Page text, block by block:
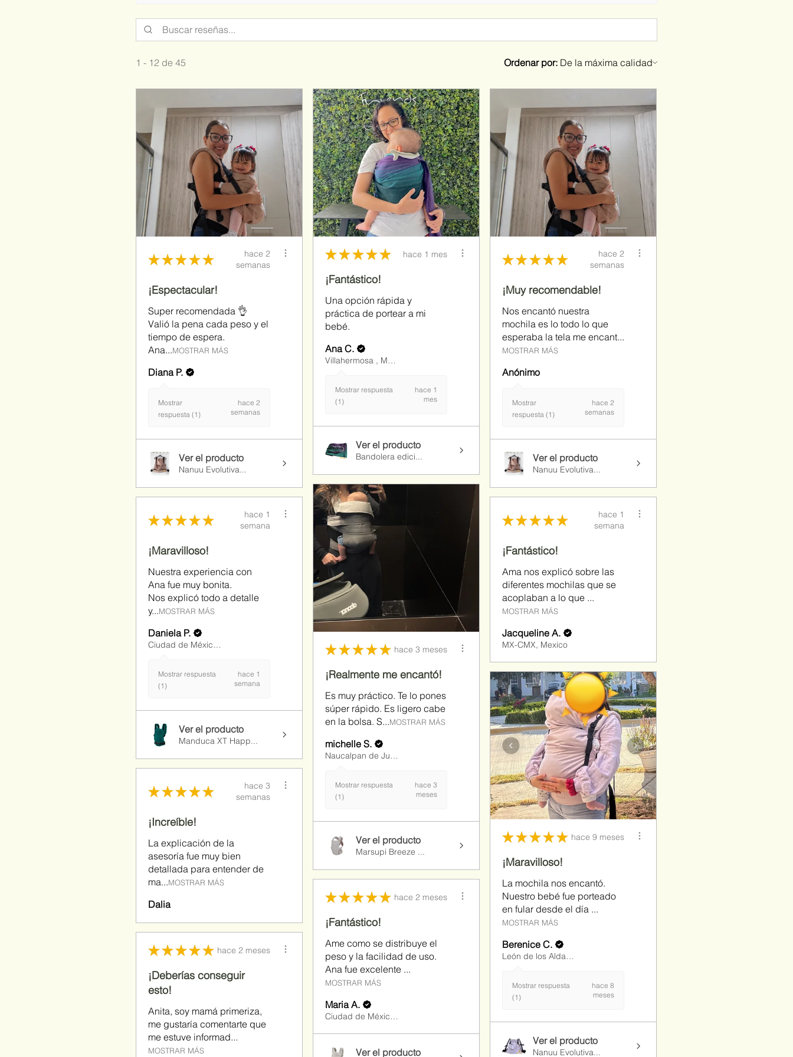
1 - 12 de 45 Ordenar por:
★ ★ ★ ★ ★
hace 2
semanas
¡Espectacular!
Super recomendada 👌
Valió la pena cada peso y el
tiempo de espera.
Ana...MOSTRAR MÁS
Diana P.
Mostrar
respuesta (1)
hace 2
semanas
Ver el producto
Nanuu Evolutiva...
★ ★ ★ ★ ★ hace 1 mes
¡Fantástico!
Una opción rápida y
práctica de portear a mi
bebé.
Ana C.
Villahermosa , MX-TAB
Mostrar respuesta
(1)
hace 1
mes
Ver el producto
Bandolera edici...
★ ★ ★ ★ ★
hace 2
semanas
¡Muy recomendable!
Nos encantó nuestra
mochila es lo todo lo que
esperaba la tela me encant...
MOSTRAR MÁS
Anónimo
Mostrar
respuesta (1)
hace 2
semanas
Ver el producto
Nanuu Evolutiva...
★ ★ ★ ★ ★ hace 3 meses
¡Realmente me encantó!
Es muy práctico. Te lo pones
súper rápido. Es ligero cabe
en la bolsa. S...MOSTRAR MÁS
michelle S.
Naucalpan de Juárez, MX-MEX
Mostrar respuesta
(1)
hace 3
meses
Ver el producto
Marsupi Breeze ...
★ ★ ★ ★ ★
hace 1
semana
¡Maravilloso!
Nuestra experiencia con
Ana fue muy bonita.
Nos explicó todo a detalle
y...MOSTRAR MÁS
Daniela P.
Ciudad de México, MX-DIF
Mostrar respuesta
(1)
hace 1
semana
Ver el producto
Manduca XT Happ...
★ ★ ★ ★ ★
hace 1
semana
¡Fantástico!
Ama nos explicó sobre las
diferentes mochilas que se
acoplaban a lo que ...
MOSTRAR MÁS
Jacqueline A.
MX-CMX, Mexico
★ ★ ★ ★ ★ hace 9 meses
¡Maravilloso!
La mochila nos encantó.
Nuestro bebé fue porteado
en fular desde el día ...
MOSTRAR MÁS
Berenice C.
León de los Aldama, MX-GUA
Mostrar respuesta
(1)
hace 8
meses
Ver el producto
Nanuu Evolutiva...
★ ★ ★ ★ ★
hace 3
semanas
¡Increíble!
La explicación de la
asesoría fue muy bien
detallada para entender de
ma...MOSTRAR MÁS
Dalia
★ ★ ★ ★ ★ hace 2 meses
¡Fantástico!
Ame como se distribuye el
peso y la facilidad de uso.
Ana fue excelente ...
MOSTRAR MÁS
Maria A.
Ciudad de México, MX-DIF
Ver el producto
★ ★ ★ ★ ★ hace 2 meses
¡Deberías conseguir
esto!
Anita, soy mamá primeriza,
me gustaría comentarte que
me estuve informad...
MOSTRAR MÁS